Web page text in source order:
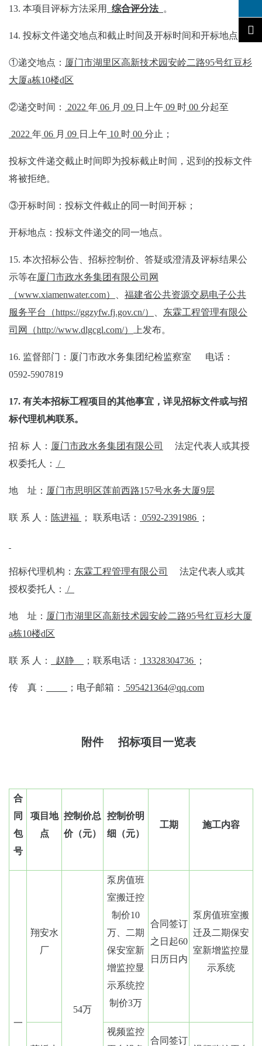
13. 本项目评标方法采用 综合评分法 。
14. 投标文件递交地点和截止时间及开标时间和开标地点：
①递交地点： 厦门市湖里区高新技术园安岭二路95号红豆杉
大厦a栋10楼d区
②递交时间： 2022 年 06 月 09 日上午 09 时 00 分起至
2022 年 06 月 09 日上午 10 时 00 分止 ；
投标文件递交截止时间即为投标截止时间 ， 迟到的投标文件
将被拒绝。
③开标时间 ： 投标文件截止的同一时间开标 ；
开标地点：投标文件递交的同一地点。
15. 本次招标公告、招标控制价、答疑或澄清及评标结果公
示等在厦门市政水务集团有限公司网
（www.xiamenwater.com）
福建省公共资源交易电子公共
服务平台（https://ggzyfw.fj.gov.cn/）
东霖工程管理有限公
司网（http://www.dlgcgl.com/） 上发布。
16. 监督部门：厦门市政水务集团纪检监察室 电话：
0592-5907819
17. 有关本招标工程项目的其他事宜， 详见招标文件或与招
标代理机构联系。
招 标 人： 厦门市政水务集团有限公司
法定代表人或其授
权委托人：
/
地 址： 厦门市思明区莲前西路1 57号水务大厦9层
联 系 人： 陈进福 ； 联系电话： 0592-2391986 ；
招标代理机构 ： 东霖工程管理有限公司
法定代表人或其
授权委托人：
/
地 址： 厦门市湖里区高新技术园安岭二路95号红豆杉大厦
a栋10楼d区
联 系 人： 赵静 ；联系电话： 13328304736 ；
传 真： ；电子邮箱： 595421364@qq.com
附件 招标项目一览表
合
同
包
号
项目地
点
控制价总
价（元）
控制价明
细（元）
工期 施工内容
一
翔安水
厂
54万
泵房值班
室搬迁控
制价10
万、二期
保安室新
增监控显
示系统控
制价3万
合同签订
之日起60
日历日内
泵房值班室搬
迁及二期保安
室新增监控显
示系统
视频监控
合同签订